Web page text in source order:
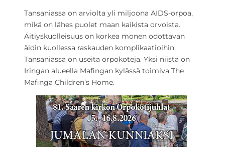
Tansaniassa on arviolta yli miljoona AIDS-orpoa,
mikä on lähes puolet maan kaikista orvoista.
Äitiyskuolleisuus on korkea monen odottavan
äidin kuollessa raskauden komplikaatioihin.
Tansaniassa on useita orpokoteja. Yksi niistä on
Iringan alueella Mafingan kylässä toimiva The
Mafinga Children’s Home.